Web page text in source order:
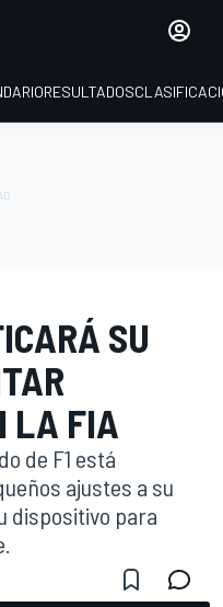
RESULTADOS
SU
LA FIA
de F1 está
ajustes a su
dispositivo para